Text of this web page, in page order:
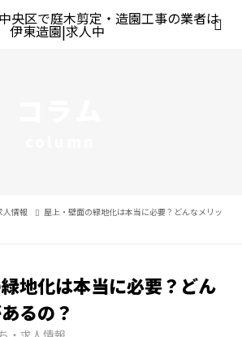
人情報
屋上・壁面の緑地化は本当に必要？どんなメリッ
地化は本当に必要？どん
るの？